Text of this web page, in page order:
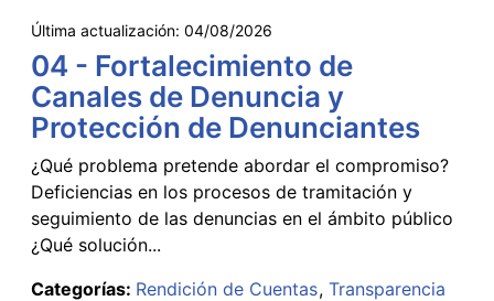
Última actualización: 04/08/2026
04 - Fortalecimiento de
Canales de Denuncia y
Protección de Denunciantes
¿Qué problema pretende abordar el compromiso?
Deficiencias en los procesos de tramitación y
seguimiento de las denuncias en el ámbito público
¿Qué solución...
Categorías: Rendición de Cuentas Transparencia